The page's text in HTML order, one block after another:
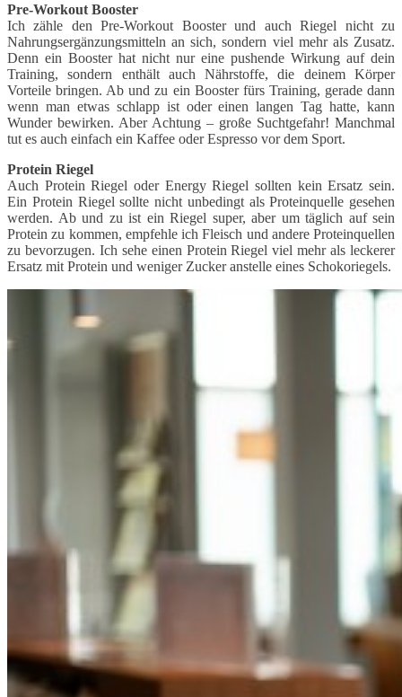
Pre-Workout Booster
Ich zähle den Pre-Workout Booster und auch Riegel nicht zu
Nahrungsergänzungsmitteln an sich, sondern viel mehr als Zusatz.
Denn ein Booster hat nicht nur eine pushende Wirkung auf dein
Training, sondern enthält auch Nährstoffe, die deinem Körper
Vorteile bringen. Ab und zu ein Booster fürs Training, gerade dann
wenn man etwas schlapp ist oder einen langen Tag hatte, kann
Wunder bewirken. Aber Achtung – große Suchtgefahr! Manchmal
tut es auch einfach ein Kaffee oder Espresso vor dem Sport.
Protein Riegel
Auch Protein Riegel oder Energy Riegel sollten kein Ersatz sein.
Ein Protein Riegel sollte nicht unbedingt als Proteinquelle gesehen
werden. Ab und zu ist ein Riegel super, aber um täglich auf sein
Protein zu kommen, empfehle ich Fleisch und andere Proteinquellen
zu bevorzugen. Ich sehe einen Protein Riegel viel mehr als leckerer
Ersatz mit Protein und weniger Zucker anstelle eines Schokoriegels.